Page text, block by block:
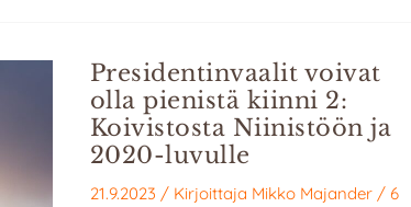
Presidentinvaalit voivat
olla pienistä kiinni 2:
Koivistosta Niinistöön ja
2020-luvulle
21.9.2023 / Kirjoittaja Mikko Majander/ 6